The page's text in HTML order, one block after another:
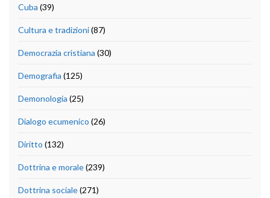
Cuba (39)
Cultura e tradizioni(87)
Democrazia cristiana (30)
Demografia (125)
Demonologia (25)
Dialogo ecumenico (26)
Diritto (132)
Dottrina e morale(239)
Dottrina sociale(271)